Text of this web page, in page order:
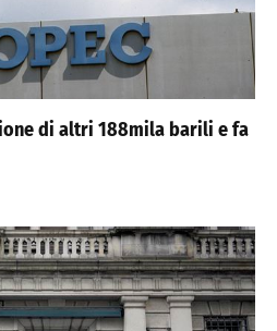
di altri 188mila barili e fa